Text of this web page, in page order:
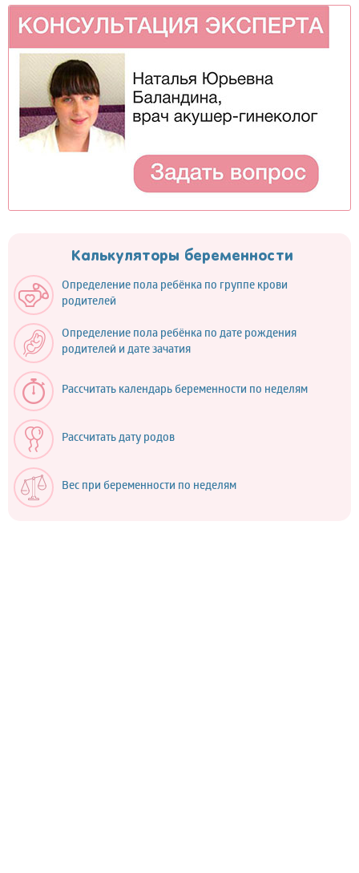
Калькуляторы беременности
Определение пола ребёнка по группе крови
родителей
Определение пола ребёнка по дате рождения
родителей и дате зачатия
Рассчитать календарь беременности по неделям
Рассчитать дату родов
Вес при беременности по неделям